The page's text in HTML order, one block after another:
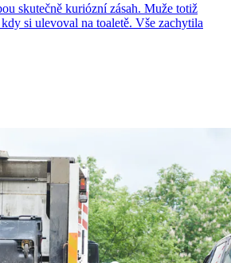
skutečně kuriózní zásah. Muže totiž
si ulevoval na toaletě. Vše zachytila